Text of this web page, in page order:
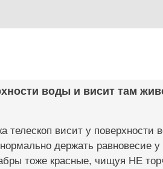
воды и висит там
телескоп висит у поверхности
держать равновесие
тоже красные, чищуя НЕ